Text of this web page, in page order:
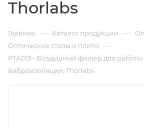
Thorlabs
Главная — Каталог продукции —
Оптические столы и плиты —
PTA013 - Воздушный фильтр для работы
виброизоляции, Thorlabs